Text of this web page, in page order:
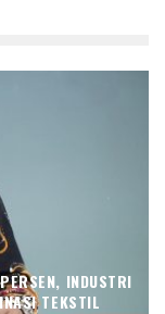
INDUSTRI
TEKSTIL